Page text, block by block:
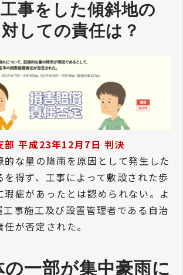
事をした傾斜地の
しての責任は？
部 平成23年12月7日 判決
的な量の降雨を原因として発生した
を得ず、工事によって敷設された歩
瑕疵があったとは認められない。よ
工事施工及び設置管理者である自治
が否定された。
の一部が集中豪雨に